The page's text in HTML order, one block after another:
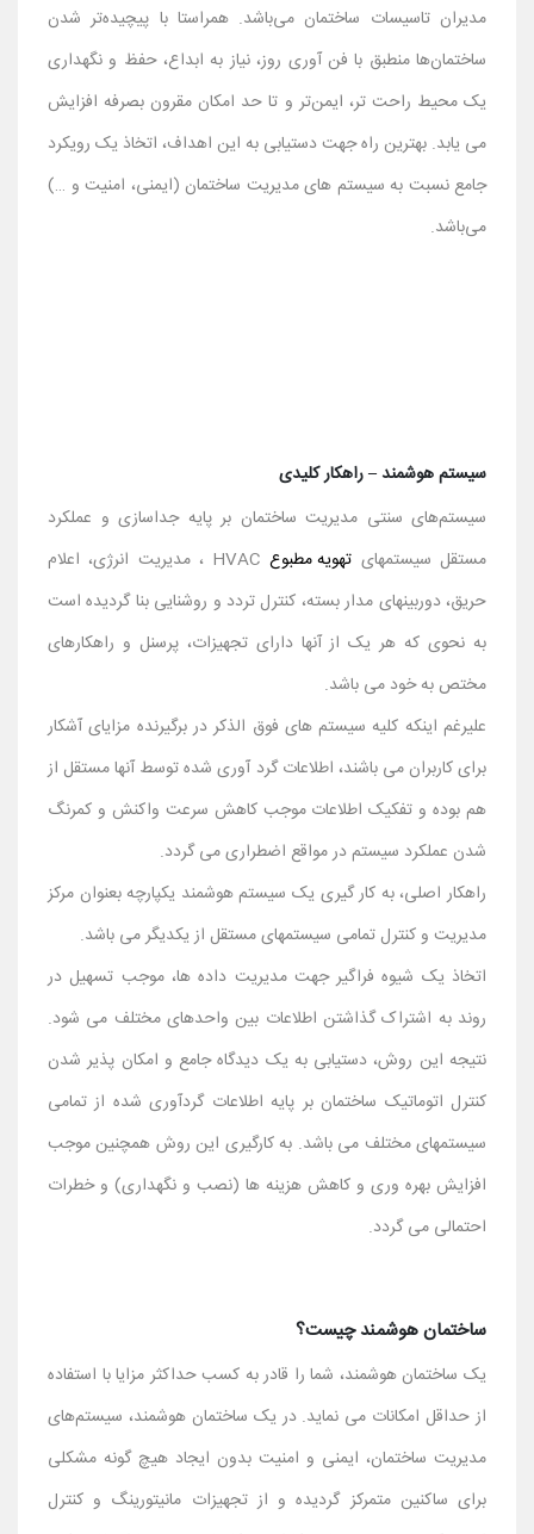
مدیران تاسیسات ساختمان می‌باشد. همراستا با پیچیده‌تر شدن
ساختمان‌ها منطبق با فن آوری روز، نیاز به ابداع، حفظ و نگهداری
یک محیط راحت تر، ایمن‌تر و تا حد امکان مقرون بصرفه افزایش
می یابد. بهترین راه جهت دستیابی به این اهداف، اتخاذ یک رویکرد
جامع نسبت به سیستم های مدیریت ساختمان (ایمنی، امنیت و …)
می‌باشد.
سیستم هوشمند – راهکار کلیدی
سیستم‌های سنتی مدیریت ساختمان بر پایه جداسازی و عملکرد
مستقل سیستمهای تهویه مطبوع
HVAC ، مدیریت انرژی، اعلام
حریق، دوربینهای مدار بسته، کنترل تردد و روشنایی بنا گردیده است
به نحوی که هر یک از آنها دارای تجهیزات، پرسنل و راهکارهای
مختص به خود می باشد.
علیرغم اینکه کلیه سیستم های فوق الذکر در برگیرنده مزایای آشکار
برای کاربران می باشند، اطلاعات گرد آوری شده توسط آنها مستقل از
هم بوده و تفکیک اطلاعات موجب کاهش سرعت واکنش و کمرنگ
شدن عملکرد سیستم در مواقع اضطراری می گردد.
راهکار اصلی، به کار گیری یک سیستم هوشمند یکپارچه بعنوان مرکز
مدیریت و کنترل تمامی سیستمهای مستقل از یکدیگر می باشد.
اتخاذ یک شیوه فراگیر جهت مدیریت داده ها، موجب تسهیل در
روند به اشتراک گذاشتن اطلاعات بین واحدهای مختلف می شود.
نتیجه این روش، دستیابی به یک دیدگاه جامع و امکان پذیر شدن
کنترل اتوماتیک ساختمان بر پایه اطلاعات گردآوری شده از تمامی
سیستمهای مختلف می باشد. به کارگیری این روش همچنین موجب
افزایش بهره وری و کاهش هزینه ها (نصب و نگهداری) و خطرات
احتمالی می گردد.
ساختمان هوشمند چیست؟
یک ساختمان هوشمند، شما را قادر به کسب حداکثر مزایا با استفاده
از حداقل امکانات می نماید. در یک ساختمان هوشمند، سیستم‌های
مدیریت ساختمان، ایمنی و امنیت بدون ایجاد هیچ گونه مشکلی
برای ساکنین متمرکز گردیده و از تجهیزات مانیتورینگ و کنترل